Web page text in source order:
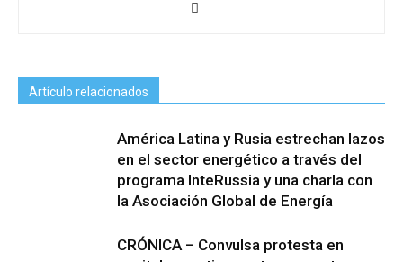
Artículo relacionados
América Latina y Rusia estrechan lazos
en el sector energético a través del
programa InteRussia y una charla con
la Asociación Global de Energía
CRÓNICA – Convulsa protesta en